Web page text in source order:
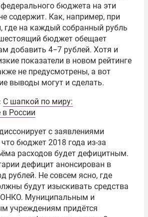
федерального бюджета на эти
содержит. Как, например, при
где на каждый собранный рубль
бюджет обещает
добавить 4−7 рублей. Хотя и
показатели в новом рейтинге
не предусмотрены, а вот
выводы могут и сделать.
С шапкой по миру:
России
с заявлениями
бюджет 2018 года из-за
расходов будет дефицитным.
дефицит анонсирован в
рублей. Не совсем ясно, где
будут изыскивать средства
Муниципальным и
учреждениям придётся